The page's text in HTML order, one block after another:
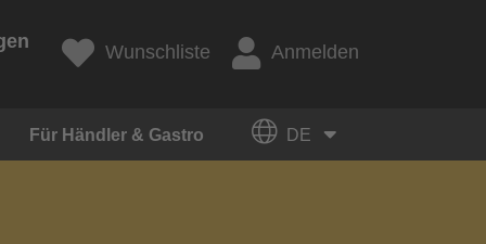
Wunschliste Anmelden
Für Händler & Gastro DE